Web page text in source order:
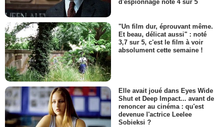
d'espionnage noté 4 sur 5
"Un film dur, éprouvant même.
Et beau, délicat aussi" : noté
3,7 sur 5, c'est le film à voir
absolument cette semaine !
Elle avait joué dans Eyes Wide
Shut et Deep Impact... avant de
renoncer au cinéma : qu'est
devenue l'actrice Leelee
Sobieksi ?